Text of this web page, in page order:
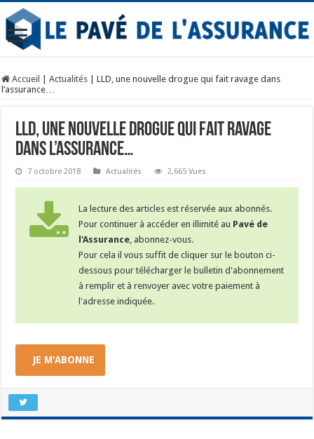
Accueil Actualités
LLD, une nouvelle drogue qui fait ravage dans
l’assurance…
LLD, une nouvelle drogue qui fait ravage
dans l’assurance…
7 octobre 2018 Actualités 2,665 Vues
La lecture des articles est réservée aux abonnés.
Pour continuer à accéder en illimité au Pavé de
l'Assurance , abonnez-vous.
Pour cela il vous suffit de cliquer sur le bouton ci-
dessous pour télécharger le bulletin d'abonnement
à remplir et à renvoyer avec votre paiement à
l'adresse indiquée.
JE M'ABONNE